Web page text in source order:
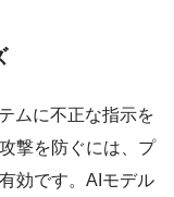
ムに不正な指示を
撃を防ぐには、プ
効です。AIモデル